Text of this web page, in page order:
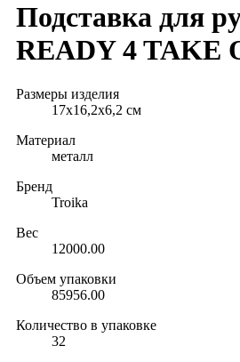
Подставка для
READY 4 TAKE
Размеры изделия
17х16,2х6,2 см
Материал
металл
Бренд
Troika
Вес
12000.00
Объем упаковки
85956.00
Количество в упаковке
32